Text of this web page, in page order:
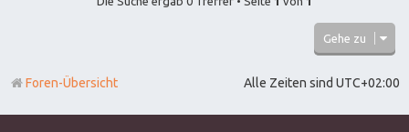
Gehe zu
Alle Zeiten sind UTC+02:00
Foren-Übersicht